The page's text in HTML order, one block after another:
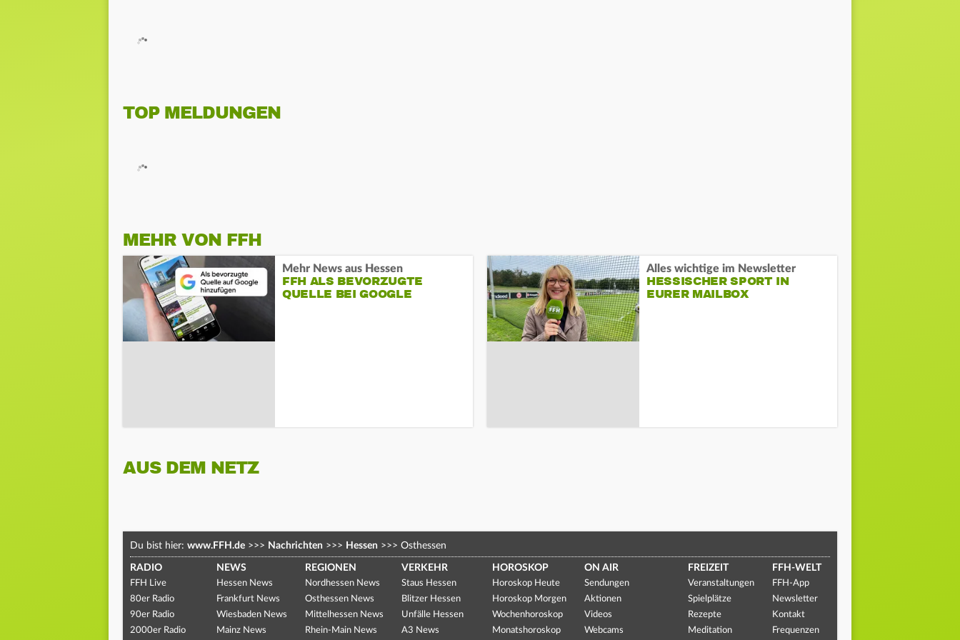
TOP MELDUNGEN
MEHR VON FFH
Mehr News aus Hessen
FFH ALS BEVORZUGTE
QUELLE BEI GOOGLE
Alles wichtige im Newsletter
HESSISCHER SPORT IN
EURER MAILBOX
AUS DEM NETZ
Du bist hier: www.FFH.de >>> Nachrichten >>> Hessen >>> Osthessen
RADIO
FFH Live
80er Radio
90er Radio
2000er Radio
NEWS
Hessen News
Frankfurt News
Wiesbaden News
Mainz News
REGIONEN
Nordhessen News
Osthessen News
Mittelhessen News
Rhein-Main News
VERKEHR
Staus Hessen
Blitzer Hessen
Unfälle Hessen
A3 News
HOROSKOP
Horoskop Heute
Horoskop Morgen
Wochenhoroskop
Monatshoroskop
ON AIR
Sendungen
Aktionen
Videos
Webcams
FREIZEIT
Veranstaltungen
Spielplätze
Rezepte
Meditation
FFH-WELT
FFH-App
Newsletter
Kontakt
Frequenzen